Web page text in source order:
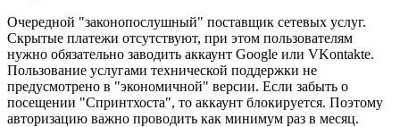
Очередной "законопослушный" поставщик сетевых услуг.
Скрытые платежи отсутствуют, при этом пользователям
нужно обязательно заводить аккаунт Google или VKontakte.
Пользование услугами технической поддержки не
предусмотрено в "экономичной" версии. Если забыть о
посещении "Спринтхоста", то аккаунт блокируется. Поэтому
авторизацию важно проводить как минимум раз в месяц.